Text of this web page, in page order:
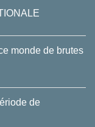
monde de brutes
de